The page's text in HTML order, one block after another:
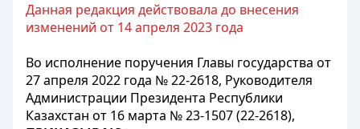
Данная редакция действовала до внесения
изменений от 14 апреля 2023 года
Во исполнение поручения Главы государства от
27 апреля 2022 года № 22-2618, Руководителя
Администрации Президента Республики
Казахстан от 16 марта № 23-1507 (22-2618),